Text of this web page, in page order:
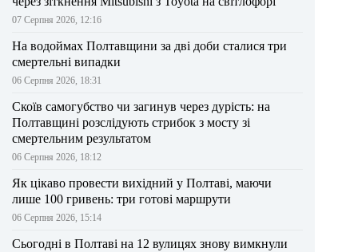
07 Серпня 2026, 12:16
На водоймах Полтавщини за дві доби сталися три
смертельні випадки
06 Серпня 2026, 18:31
Скоїв самогубство чи загинув через дурість: на
Полтавщині розслідують стрибок з мосту зі
смертельним результатом
06 Серпня 2026, 18:12
Як цікаво провести вихідний у Полтаві, маючи
лише 100 гривень: три готові маршрути
06 Серпня 2026, 15:14
Сьогодні в Полтаві на 12 вулицях знову вимкнули